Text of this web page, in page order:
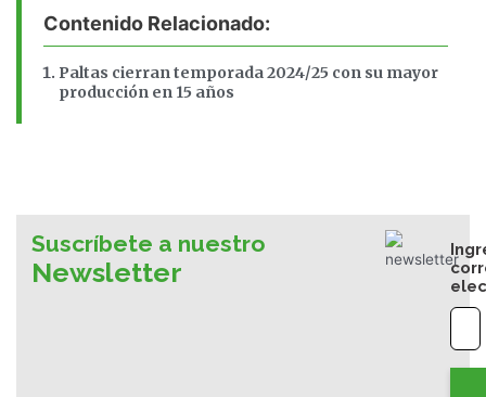
Contenido Relacionado:
Paltas cierran temporada 2024/25 con su mayor
producción en 15 años
Suscríbete a nuestro
Newsletter